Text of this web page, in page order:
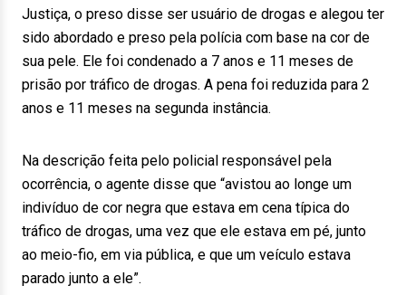
Justiça, o preso disse ser usuário de drogas e alegou ter
sido abordado e preso pela polícia com base na cor de
sua pele. Ele foi condenado a 7 anos e 11 meses de
prisão por tráfico de drogas. A pena foi reduzida para 2
anos e 11 meses na segunda instância.
Na descrição feita pelo policial responsável pela
ocorrência, o agente disse que “avistou ao longe um
indivíduo de cor negra que estava em cena típica do
tráfico de drogas, uma vez que ele estava em pé, junto
ao meio-fio, em via pública, e que um veículo estava
parado junto a ele”.